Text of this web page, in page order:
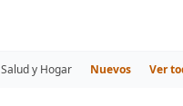
Salud y Hogar Nuevos Ver